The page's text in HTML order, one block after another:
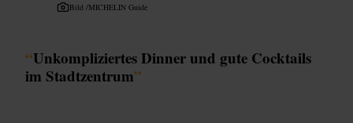
Bild /MICHELIN Guide
“Unkompliziertes Dinner und gute Cocktails
im Stadtzentrum”